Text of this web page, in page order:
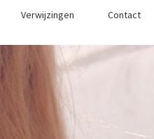
Verwijzingen Contact